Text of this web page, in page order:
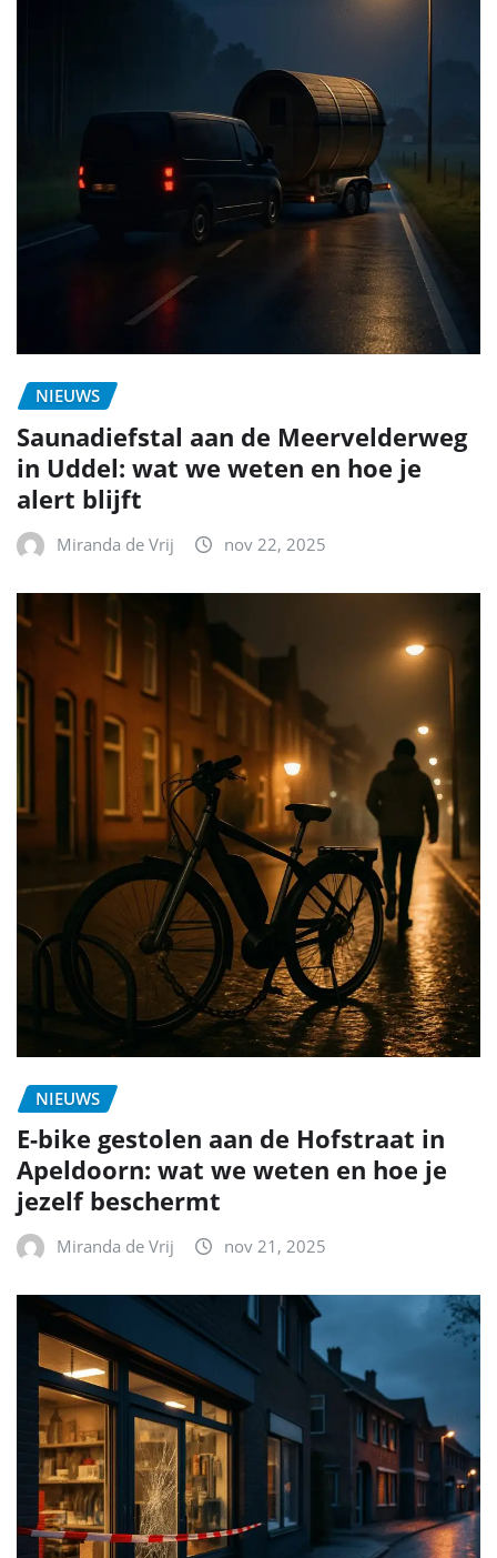
NIEUWS
Saunadiefstal aan de Meervelderweg
in Uddel: wat we weten en hoe je
alert blijft
Miranda de Vrij nov 22, 2025
NIEUWS
E-bike gestolen aan de Hofstraat in
Apeldoorn: wat we weten en hoe je
jezelf beschermt
Miranda de Vrij nov 21, 2025